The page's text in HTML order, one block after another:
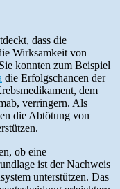
dass die
Wirksamkeit von
konnten zum Beispiel
die Erfolgschancen der
dem
verringern. Als
die Abtötung von
ob eine
ist der Nachweis
unterstützen. Das